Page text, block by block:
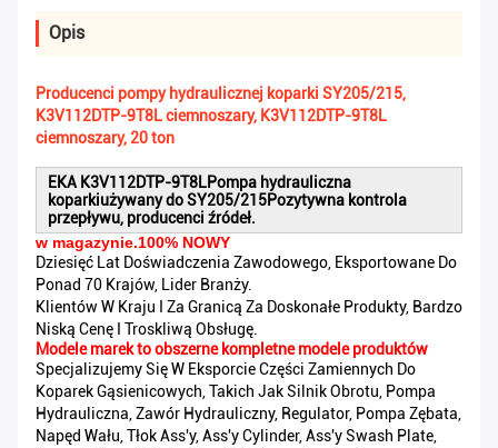
Opis
Producenci pompy hydraulicznej koparki SY205/215,
K3V112DTP-9T8L ciemnoszary, K3V112DTP-9T8L
ciemnoszary, 20 ton
EKA K3V112DTP-9T8LPompa hydrauliczna
koparkiużywany do SY205/215Pozytywna kontrola
przepływu, producenci źródeł.
w magazynie.100% NOWY
Dziesięć Lat Doświadczenia Zawodowego, Eksportowane Do
Ponad 70 Krajów, Lider Branży.
Klientów W Kraju I Za Granicą Za Doskonałe Produkty, Bardzo
Niską Cenę I Troskliwą Obsługę.
Modele marek to obszerne kompletne modele produktów
Specjalizujemy Się W Eksporcie Części Zamiennych Do
Koparek Gąsienicowych, Takich Jak Silnik Obrotu, Pompa
Hydrauliczna, Zawór Hydrauliczny, Regulator, Pompa Zębata,
Napęd Wału, Tłok Ass'y, Ass'y Cylinder, Ass'y Swash Plate,